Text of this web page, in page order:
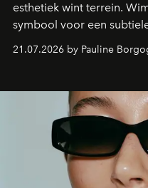
esthetiek wint terrein.
symbool voor een
waarin zelfvertrouwen
aan make-up.
21.07.2026 by Pauline